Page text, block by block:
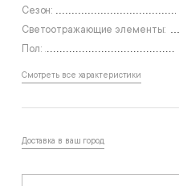
Сезон:
Светоотражающие элементы:
Пол:
Смотреть все характеристики
Доставка в ваш город